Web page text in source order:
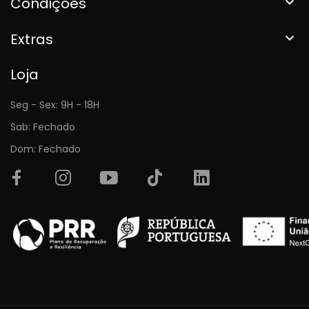
Extras 
Loja
Seg - Sex: 9H - 18H
Sab: Fechado
Dom: Fechado